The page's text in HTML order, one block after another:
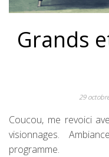
Grands
29
Coucou, me revoici
visionnages.
programme.